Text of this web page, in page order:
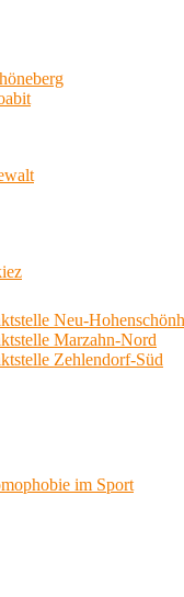
Neu-
Marzahn-Nord
Zehlendorf-Süd
im Sport